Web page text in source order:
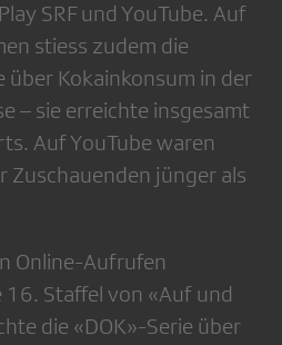
SRF und YouTube. Auf
stiess zudem die
über Kokainkonsum in der
– sie erreichte insgesamt
Auf YouTube waren
Zuschauenden jünger als
Online-Aufrufen
Staffel von «Auf und
die «DOK»-Serie über